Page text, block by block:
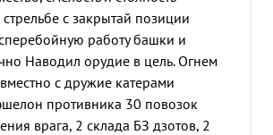
с закрытай позиции
работу башки и
Наводил орудие в цель. Огнем
с дружие катерами
противника 30 повозок
врага, 2 склада БЗ дзотов, 2